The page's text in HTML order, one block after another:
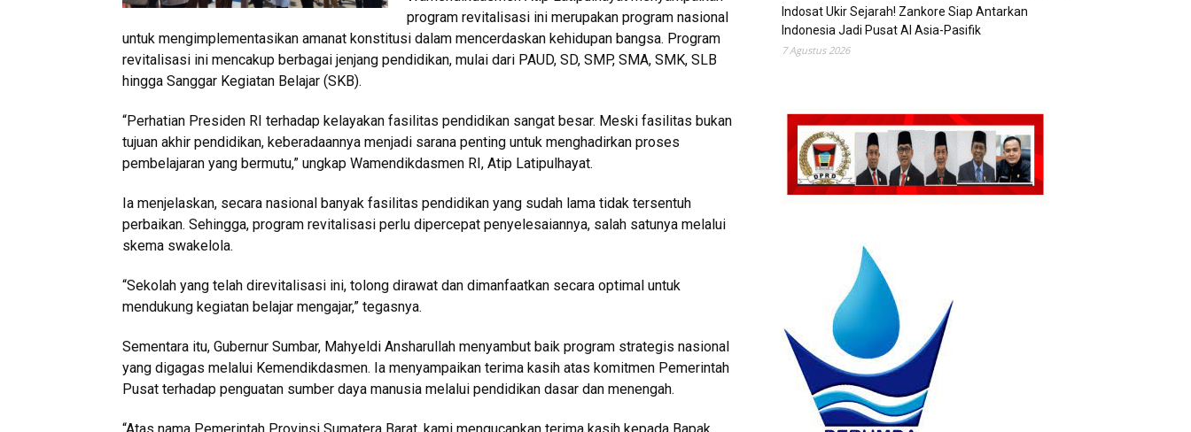
program revitalisasi ini merupakan program nasional
untuk mengimplementasikan amanat konstitusi dalam mencerdaskan kehidupan bangsa. Program
revitalisasi ini mencakup berbagai jenjang pendidikan, mulai dari PAUD, SD, SMP, SMA, SMK, SLB
hingga Sanggar Kegiatan Belajar (SKB).
“Perhatian Presiden RI terhadap kelayakan fasilitas pendidikan sangat besar. Meski fasilitas bukan
tujuan akhir pendidikan, keberadaannya menjadi sarana penting untuk menghadirkan proses
pembelajaran yang bermutu,” ungkap Wamendikdasmen RI, Atip Latipulhayat.
Ia menjelaskan, secara nasional banyak fasilitas pendidikan yang sudah lama tidak tersentuh
perbaikan. Sehingga, program revitalisasi perlu dipercepat penyelesaiannya, salah satunya melalui
skema swakelola.
“Sekolah yang telah direvitalisasi ini, tolong dirawat dan dimanfaatkan secara optimal untuk
mendukung kegiatan belajar mengajar,” tegasnya.
Sementara itu, Gubernur Sumbar, Mahyeldi Ansharullah menyambut baik program strategis nasional
yang digagas melalui Kemendikdasmen. Ia menyampaikan terima kasih atas komitmen Pemerintah
Pusat terhadap penguatan sumber daya manusia melalui pendidikan dasar dan menengah.
Indosat Ukir Sejarah! Zankore Siap Antarkan
Indonesia Jadi Pusat AI Asia-Pasifik
7 Agustus 2026